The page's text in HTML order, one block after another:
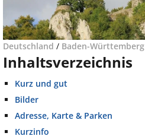
Deutschland / Baden-Württemberg
Inhaltsverzeichnis
Kurz und gut
Bilder
Adresse, Karte & Parken
Kurzinfo